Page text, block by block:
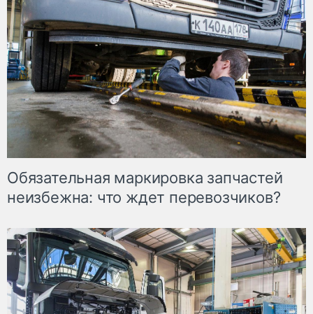
Обязательная маркировка запчастей
неизбежна: что ждет перевозчиков?